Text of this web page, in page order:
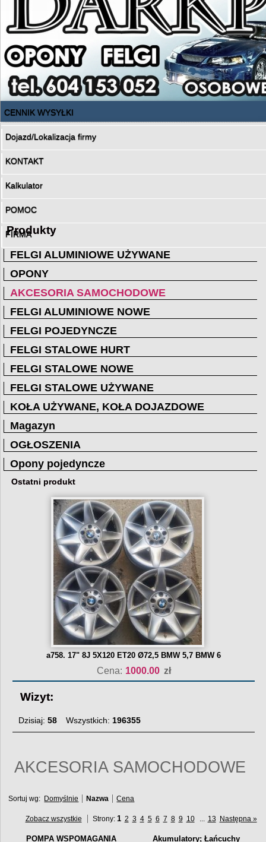
CENNIK WYSYŁKI
Dojazd/Lokalizacja firmy
KONTAKT
Kalkulator
POMOC
FIRMA
Produkty
FELGI ALUMINIOWE UŻYWANE
OPONY
AKCESORIA SAMOCHODOWE
FELGI ALUMINIOWE NOWE
FELGI POJEDYNCZE
FELGI STALOWE HURT
FELGI STALOWE NOWE
FELGI STALOWE UŻYWANE
KOŁA UŻYWANE, KOŁA DOJAZDOWE
Magazyn
OGŁOSZENIA
Opony pojedyncze
Ostatni produkt
a758. 17" 8J 5X120 ET20 Ø72,5 BMW 5,7 BMW 6
Cena: 1000.00 zł
Wizyt:
Dzisiaj: 58 Wszystkich: 196355
AKCESORIA SAMOCHODOWE
Sortuj wg: Domyślnie Nazwa Cena
Zobacz wszystkie Strony: 1 2 3 4 5 6 7 8 9 10 ... 13 Następna »
POMPA WSPOMAGANIA Akumulatory; Łańcuchy